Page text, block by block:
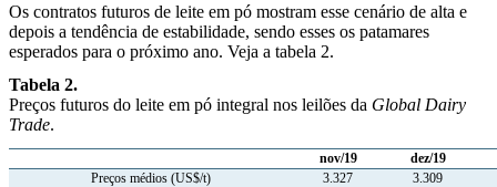
Os contratos futuros de leite em pó mostram esse cenário de alta e
depois a tendência de estabilidade, sendo esses os patamares
esperados para o próximo ano. Veja a tabela 2.
Tabela 2.
Preços futuros do leite em pó integral nos leilões da Global Dairy
Trade.
nov/19
dez/19
Preços médios (US$/t)
3.327 3.309